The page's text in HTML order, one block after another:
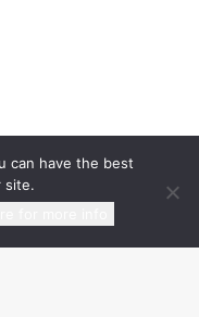
can have the best
site.